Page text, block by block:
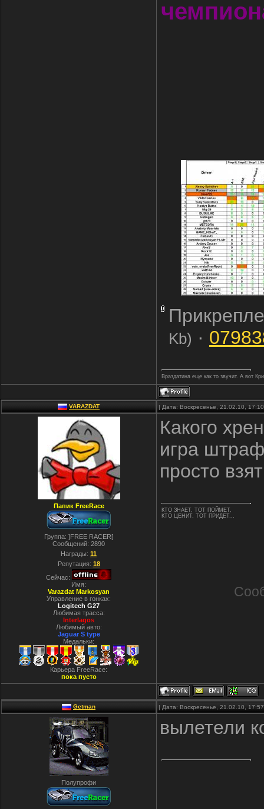
Kb) ·
Враздатина еще как то звучит. А вот
VARAZDAT | Дата: Воскресенье, 21.02.10,
Папик FreeRace
Группа: ]FREE RACER[
Сообщений: 2890
Награды: 11
Репутация: 18
Сейчас:
Имя:
Varazdat Markosyan
Управление в гонках:
Logitech G27
Любимая трасса:
Interlagos
Любимый авто:
Jaguar S type
Медальки:
Карьера FreeRace:
пока пусто
Какого
игра
просто
КТО ЗНАЕТ, ТОТ ПОЙМЕТ,
КТО ЦЕНИТ, ТОТ ПРИДЕТ...
Getman | Дата: Воскресенье, 21.02.10,
Полупрофи
вылетели